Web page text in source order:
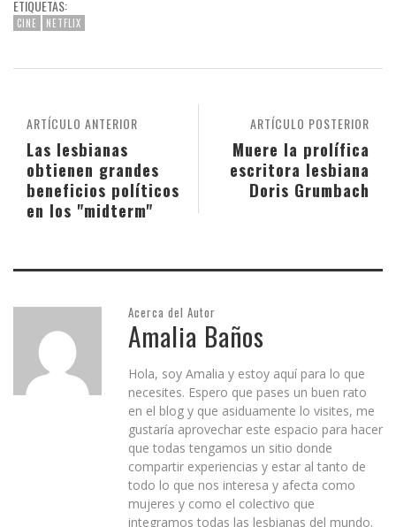
ETIQUETAS:
CINE NETFLIX
ARTÍCULO POSTERIOR
Muere la prolífica
escritora lesbiana
Doris Grumbach
ARTÍCULO ANTERIOR
Las lesbianas
obtienen grandes
beneficios políticos
en los "midterm"
Acerca del Autor
Amalia Baños
Hola, soy Amalia y estoy aquí para lo que
necesites. Espero que pases un buen rato
en el blog y que asiduamente lo visites, me
gustaría aprovechar este espacio para hacer
que todas tengamos un sitio donde
compartir experiencias y estar al tanto de
todo lo que nos interesa y afecta como
mujeres y como el colectivo que
integramos todas las lesbianas del mundo.